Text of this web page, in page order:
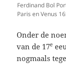
Ferdinand Bol
Paris en Venus
Onder de
van de 17e
nogmaals